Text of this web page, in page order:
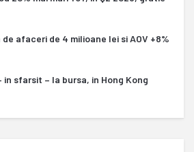
afaceri de 4 milioane lei si AOV +8%
in sfarsit – la bursa, in Hong Kong